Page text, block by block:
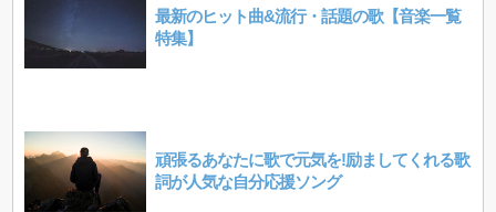
最新のヒット曲&流行・話題の歌【音楽一覧
特集】
頑張るあなたに歌で元気を!励ましてくれる歌
詞が人気な自分応援ソング